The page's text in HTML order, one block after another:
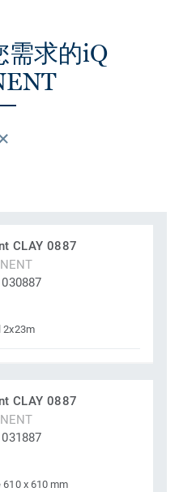
需求的iQ
CLAY 0887
2x23m
CLAY 0887
610 x 610 mm